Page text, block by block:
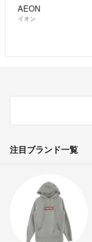
AEON
イオン
注目ブランド一覧